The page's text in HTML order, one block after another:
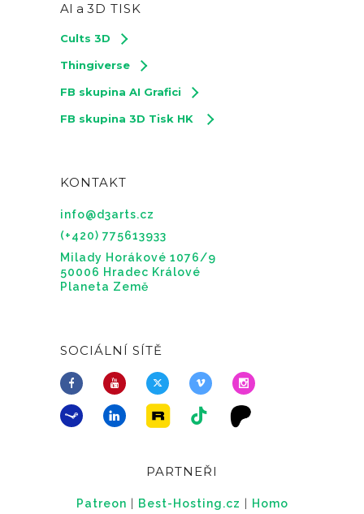
AI a 3D TISK
Cults 3D
Thingiverse
FB skupina AI Grafici
FB skupina 3D Tisk HK
KONTAKT
info@d3arts.cz
(+420) 775613933
Milady Horákové 1076/9
50006 Hradec Králové
Planeta Země
SOCIÁLNÍ SÍTĚ
PARTNEŘI
Patreon Best-Hosting.cz Homo